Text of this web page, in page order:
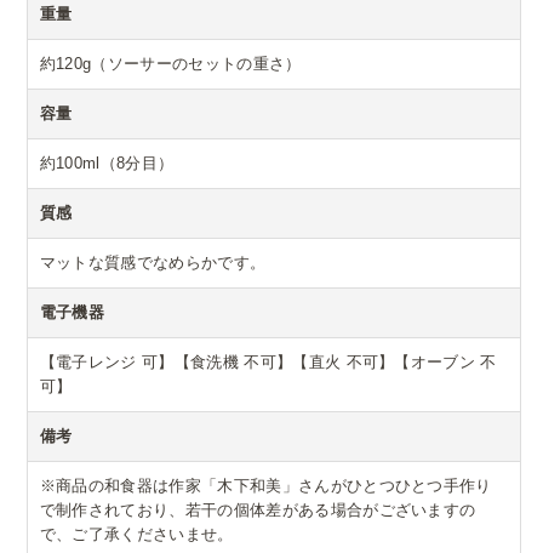
重量
約120g（ソーサーのセットの重さ）
容量
約100ml（8分目）
質感
マットな質感でなめらかです。
電子機器
【電子レンジ 可】【食洗機 不可】【直火 不可】【オーブン 不
可】
備考
※商品の和食器は作家「木下和美」さんがひとつひとつ手作り
で制作されており、若干の個体差がある場合がございますの
で、ご了承くださいませ。